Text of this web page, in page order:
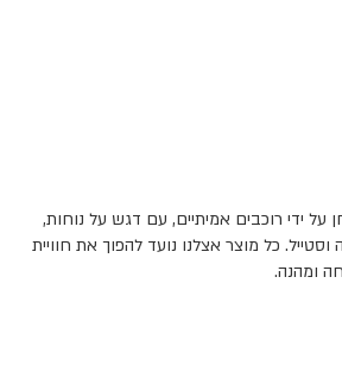
על ידי רוכבים אמיתיים, עם דגש על נוחות,
כל מוצר אצלנו נועד להפוך את חוויית
ומהנה.